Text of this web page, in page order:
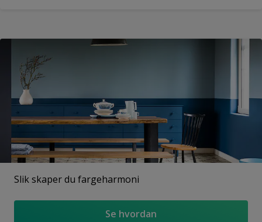
Slik skaper du fargeharmoni
Se hvordan